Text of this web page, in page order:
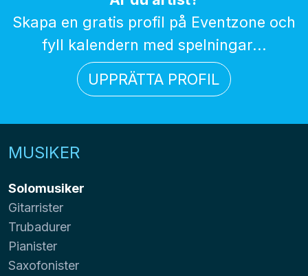
Skapa en gratis profil på Eventzone och
fyll kalendern med spelningar...
UPPRÄTTA PROFIL
MUSIKER
Solomusiker
Gitarrister
Trubadurer
Pianister
Saxofonister